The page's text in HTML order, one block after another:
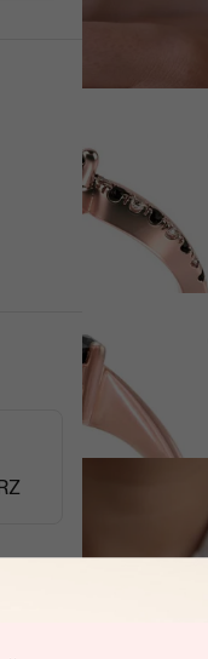
AUF
LAGER
Diamant